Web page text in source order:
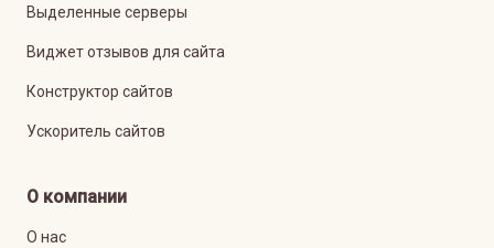
Выделенные серверы
Виджет отзывов для сайта
Конструктор сайтов
Ускоритель сайтов
О компании
О нас